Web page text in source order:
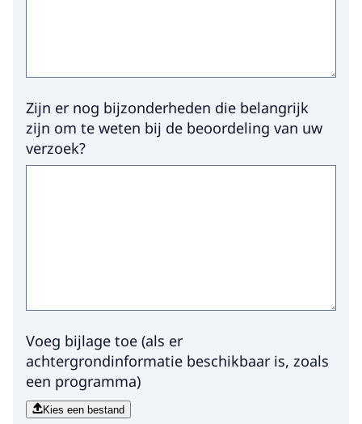
Zijn er nog bijzonderheden die belangrijk
zijn om te weten bij de beoordeling van uw
verzoek?
Voeg bijlage toe (als er
achtergrondinformatie beschikbaar is, zoals
een programma)
Kies een bestand